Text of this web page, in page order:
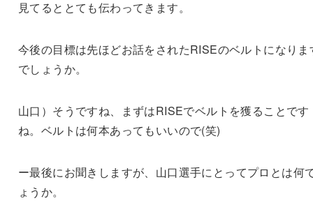
見てるととても伝わってきます。
今後の目標は先ほどお話をされたRISEのベルトになりま
でしょうか。
山口）そうですね、まずはRISEでベルトを獲ることです
ね。ベルトは何本あってもいいので(笑)
ー最後にお聞きしますが、山口選手にとってプロとは何
ょうか。